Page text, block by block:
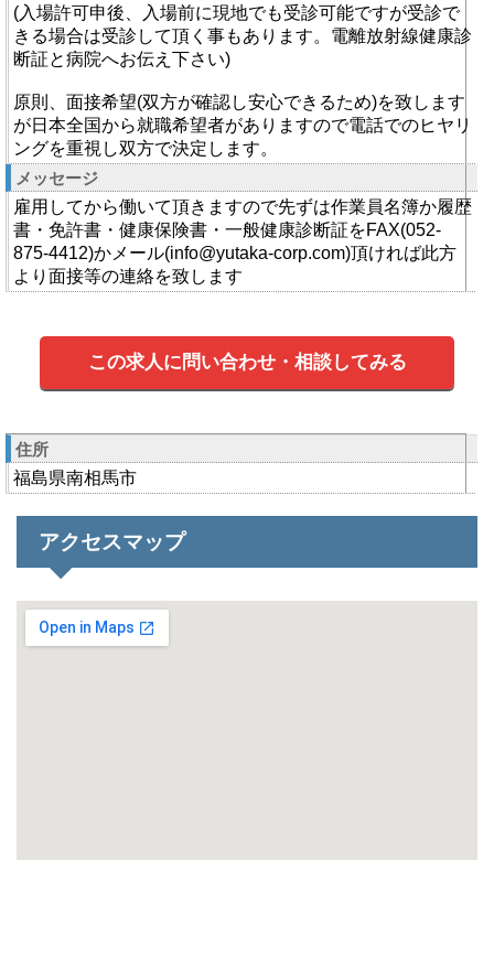
(入場許可申後、入場前に現地でも受診可能ですが受診で
きる場合は受診して頂く事もあります。電離放射線健康診
断証と病院へお伝え下さい)
原則、面接希望(双方が確認し安心できるため)を致します
が日本全国から就職希望者がありますので電話でのヒヤリ
ングを重視し双方で決定します。
メッセージ
雇用してから働いて頂きますので先ずは作業員名簿か履歴
書・免許書・健康保険書・一般健康診断証をFAX(052-
875-4412)かメール(info@yutaka-corp.com)頂ければ此方
より面接等の連絡を致します
この求人に問い合わせ・相談してみる
住所
福島県南相馬市
アクセスマップ